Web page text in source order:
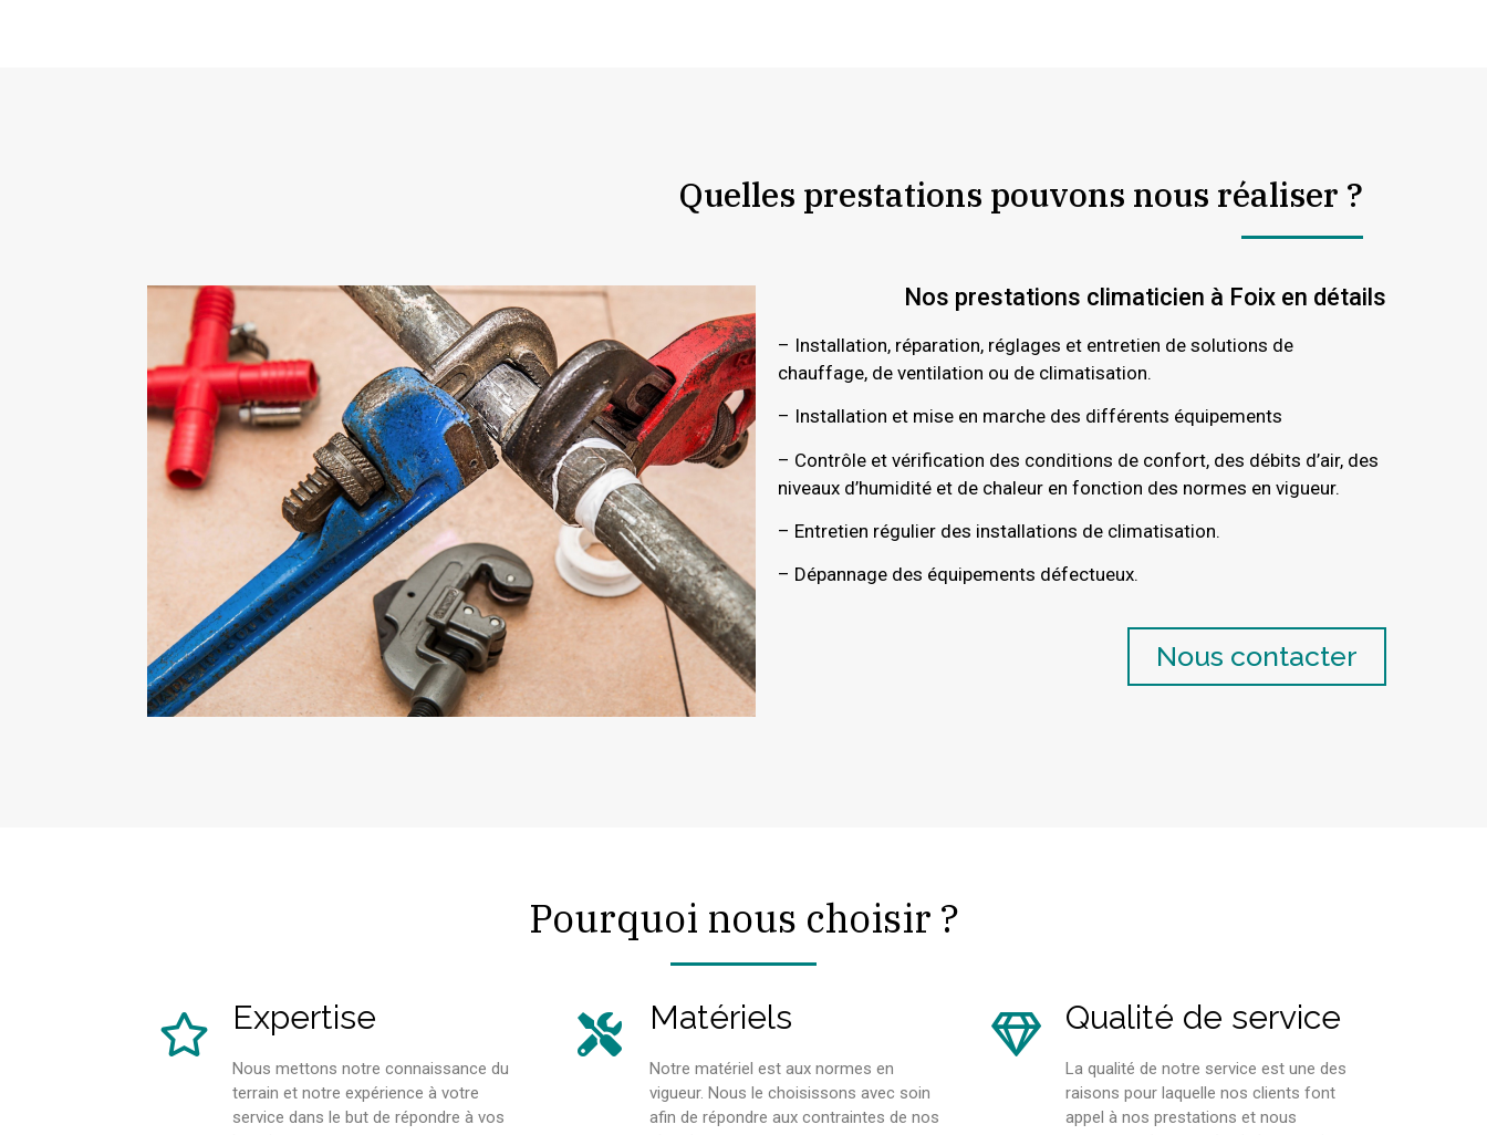
Quelles prestations pouvons nous réaliser ?
Nos prestations climaticien à Foix en détails
– Installation, réparation, réglages et entretien de solutions de
chauffage, de ventilation ou de climatisation.
– Installation et mise en marche des différents équipements
– Contrôle et vérification des conditions de confort, des débits d’air, des
niveaux d’humidité et de chaleur en fonction des normes en vigueur.
– Entretien régulier des installations de climatisation.
– Dépannage des équipements défectueux.
Nous contacter
Pourquoi nous choisir ?
Expertise
Nous mettons notre connaissance du
terrain et notre expérience à votre
service dans le but de répondre à vos
Matériels
Notre matériel est aux normes en
vigueur. Nous le choisissons avec soin
afin de répondre aux contraintes de nos
Qualité de service
La qualité de notre service est une des
raisons pour laquelle nos clients font
appel à nos prestations et nous